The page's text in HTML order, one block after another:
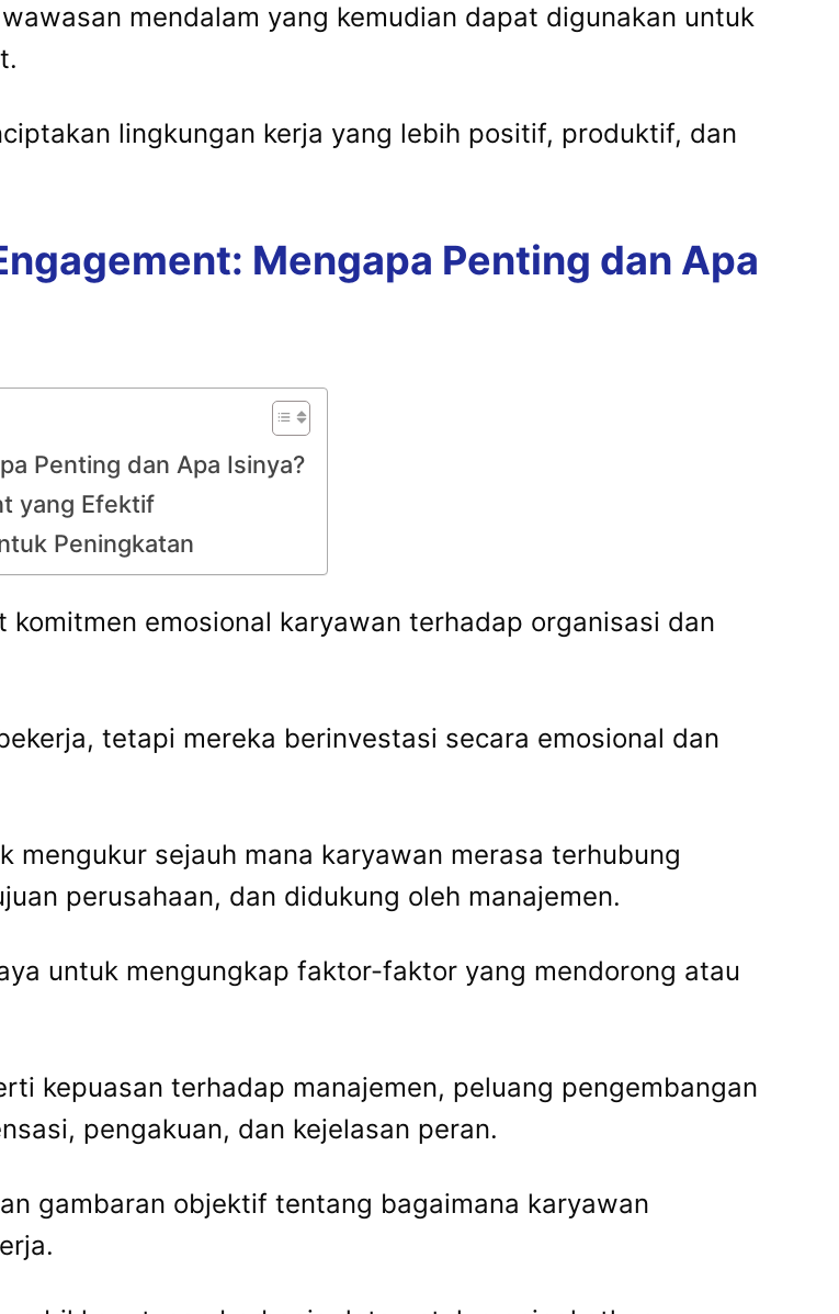
mendalam yang kemudian dapat digunakan untuk
lingkungan kerja yang lebih positif, produktif, dan
Mengapa Penting dan Apa
Penting dan Apa Isinya?
yang Efektif
Peningkatan
emosional karyawan terhadap organisasi dan
tetapi mereka berinvestasi secara emosional dan
mengukur sejauh mana karyawan merasa terhubung
perusahaan, dan didukung oleh manajemen.
untuk mengungkap faktor-faktor yang mendorong atau
kepuasan terhadap manajemen, peluang pengembangan
pengakuan, dan kejelasan peran.
gambaran objektif tentang bagaimana karyawan